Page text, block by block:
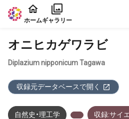
本文に飛ぶ
ホームギャラリー
オニヒカゲワラビ
Diplazium nipponicum Tagawa
収録元データベースで開く
自然史・理工学 収録:サイ